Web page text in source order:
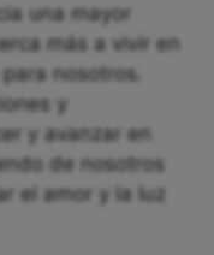
una mayor
más a vivir en
nosotros.
y
y avanzar en
de nosotros
el amor y la luz